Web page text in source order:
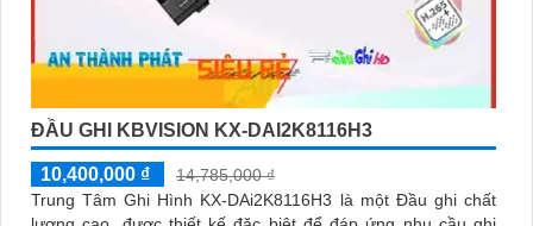
ĐẦU GHI KBVISION KX-DAI2K8116H3
10,400,000 ₫
14,785,000 ₫
Trung Tâm Ghi Hình KX-DAi2K8116H3 là một Đầu ghi chất